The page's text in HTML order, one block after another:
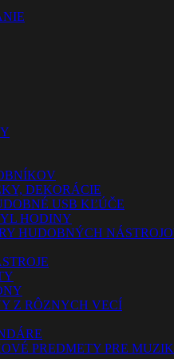
DEKORÁCIE
USB KĽÚČE
HODINY
HUDOBNÝCH
Z RÔZNYCH VECÍ
PREDMETY PRE